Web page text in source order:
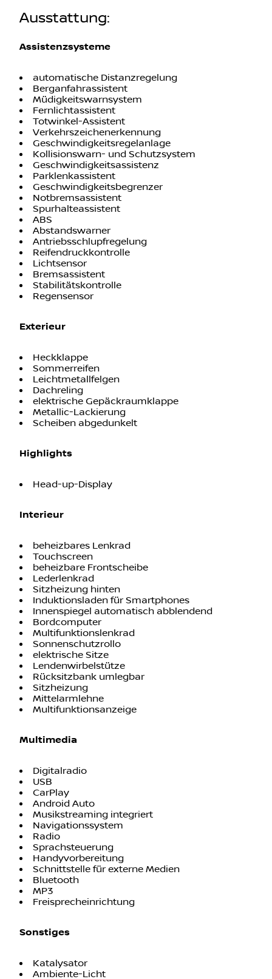
Ausstattung:
Assistenzsysteme
automatische Distanzregelung
Berganfahrassistent
Müdigkeitswarnsystem
Fernlichtassistent
Totwinkel-Assistent
Verkehrszeichenerkennung
Geschwindigkeitsregelanlage
Kollisionswarn- und Schutzsystem
Geschwindigkeitsassistenz
Parklenkassistent
Geschwindigkeitsbegrenzer
Notbremsassistent
Spurhalteassistent
ABS
Abstandswarner
Antriebsschlupfregelung
Reifendruckkontrolle
Lichtsensor
Bremsassistent
Stabilitätskontrolle
Regensensor
Exterieur
Heckklappe
Sommerreifen
Leichtmetallfelgen
Dachreling
elektrische Gepäckraumklappe
Metallic-Lackierung
Scheiben abgedunkelt
Highlights
Head-up-Display
Interieur
beheizbares Lenkrad
Touchscreen
beheizbare Frontscheibe
Lederlenkrad
Sitzheizung hinten
Induktionsladen für Smartphones
Innenspiegel automatisch abblendend
Bordcomputer
Multifunktionslenkrad
Sonnenschutzrollo
elektrische Sitze
Lendenwirbelstütze
Rücksitzbank umlegbar
Sitzheizung
Mittelarmlehne
Multifunktionsanzeige
Multimedia
Digitalradio
USB
CarPlay
Android Auto
Musikstreaming integriert
Navigationssystem
Radio
Sprachsteuerung
Handyvorbereitung
Schnittstelle für externe Medien
Bluetooth
MP3
Freisprecheinrichtung
Sonstiges
Katalysator
Ambiente-Licht